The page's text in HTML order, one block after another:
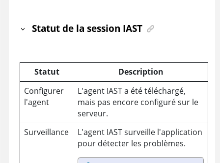
Statut de la session IAST
Statut
Description
Configurer
l'agent
L'agent IAST a été téléchargé,
mais pas encore configuré sur le
serveur.
Surveillance
L'agent IAST surveille l'application
pour détecter les problèmes.